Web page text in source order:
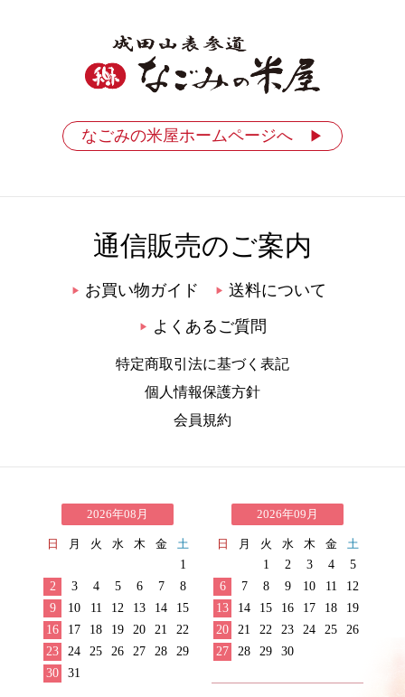
なごみの米屋ホームページへ ▶
通信販売のご案内
▶ お買い物ガイド ▶ 送料について
▶ よくあるご質問
特定商取引法に基づく表記
個人情報保護方針
会員規約
2026年08月
日 月 火 水 木 金
土
1
2
3 4 5 6 7
8
9
10 11 12 13 14
15
16
17 18 19 20 21
22
23
24 25 26 27 28
29
30
31
2026年09月
日 月 火 水 木 金
土
1
2 3 4
5
6
7 8 9 10 11
12
13
14 15 16 17 18
19
20
21 22 23 24 25
26
27
28 29 30